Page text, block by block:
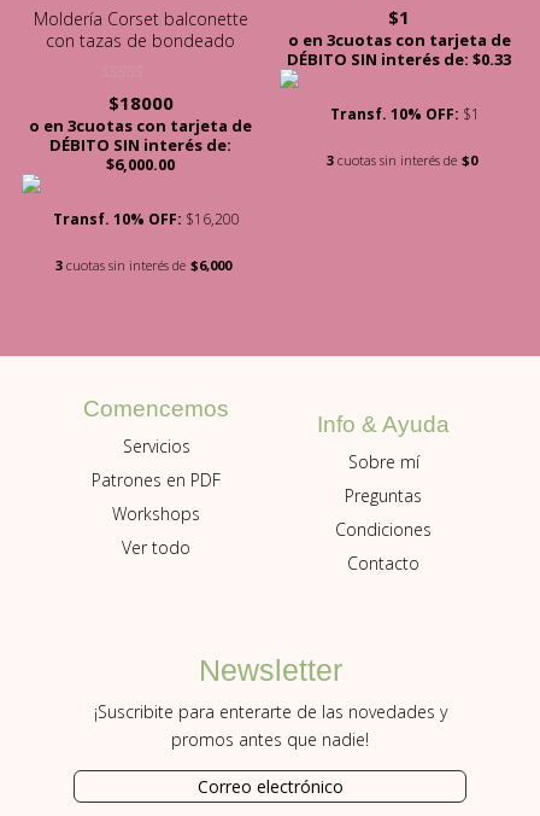
Moldería Corset balconette
con tazas de bondeado
Valorado con
5.00
de 5
$18000
o en 3cuotas con tarjeta de
DÉBITO SIN interés de:
$6,000.00
Transf. 10% OFF: $16,200
3cuotas sin interés de $6,000
$1
o en 3cuotas con tarjeta de
DÉBITO SIN interés de: $0.33
Transf. 10% OFF: $1
3cuotas sin interés de $0
Comencemos
Servicios
Patrones en PDF
Workshops
Ver todo
Info & Ayuda
Sobre mí
Preguntas
Condiciones
Contacto
Newsletter
¡Suscribite para enterarte de las novedades y
promos antes que nadie!